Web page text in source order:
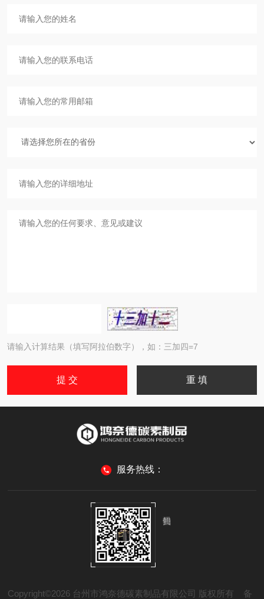
请输入计算结果（填写阿拉伯数字），如：三加四=7
服务热线：
Copyright©2026 台州市鸿奈德碳素制品有限公司 版权所有 备